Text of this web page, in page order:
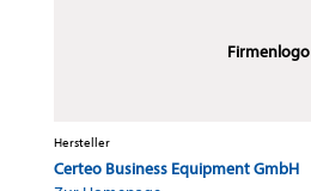
Firmenlogo
Hersteller
Certeo Business Equipment GmbH